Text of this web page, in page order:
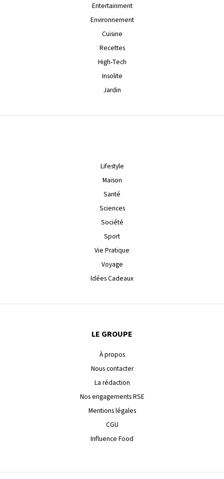
Entertainment
Environnement
Cuisine
Recettes
High-Tech
Insolite
Jardin
Lifestyle
Maison
Santé
Sciences
Société
Sport
Vie Pratique
Voyage
Idées Cadeaux
LE GROUPE
À propos
Nous contacter
La rédaction
Nos engagements RSE
Mentions légales
CGU
Influence Food